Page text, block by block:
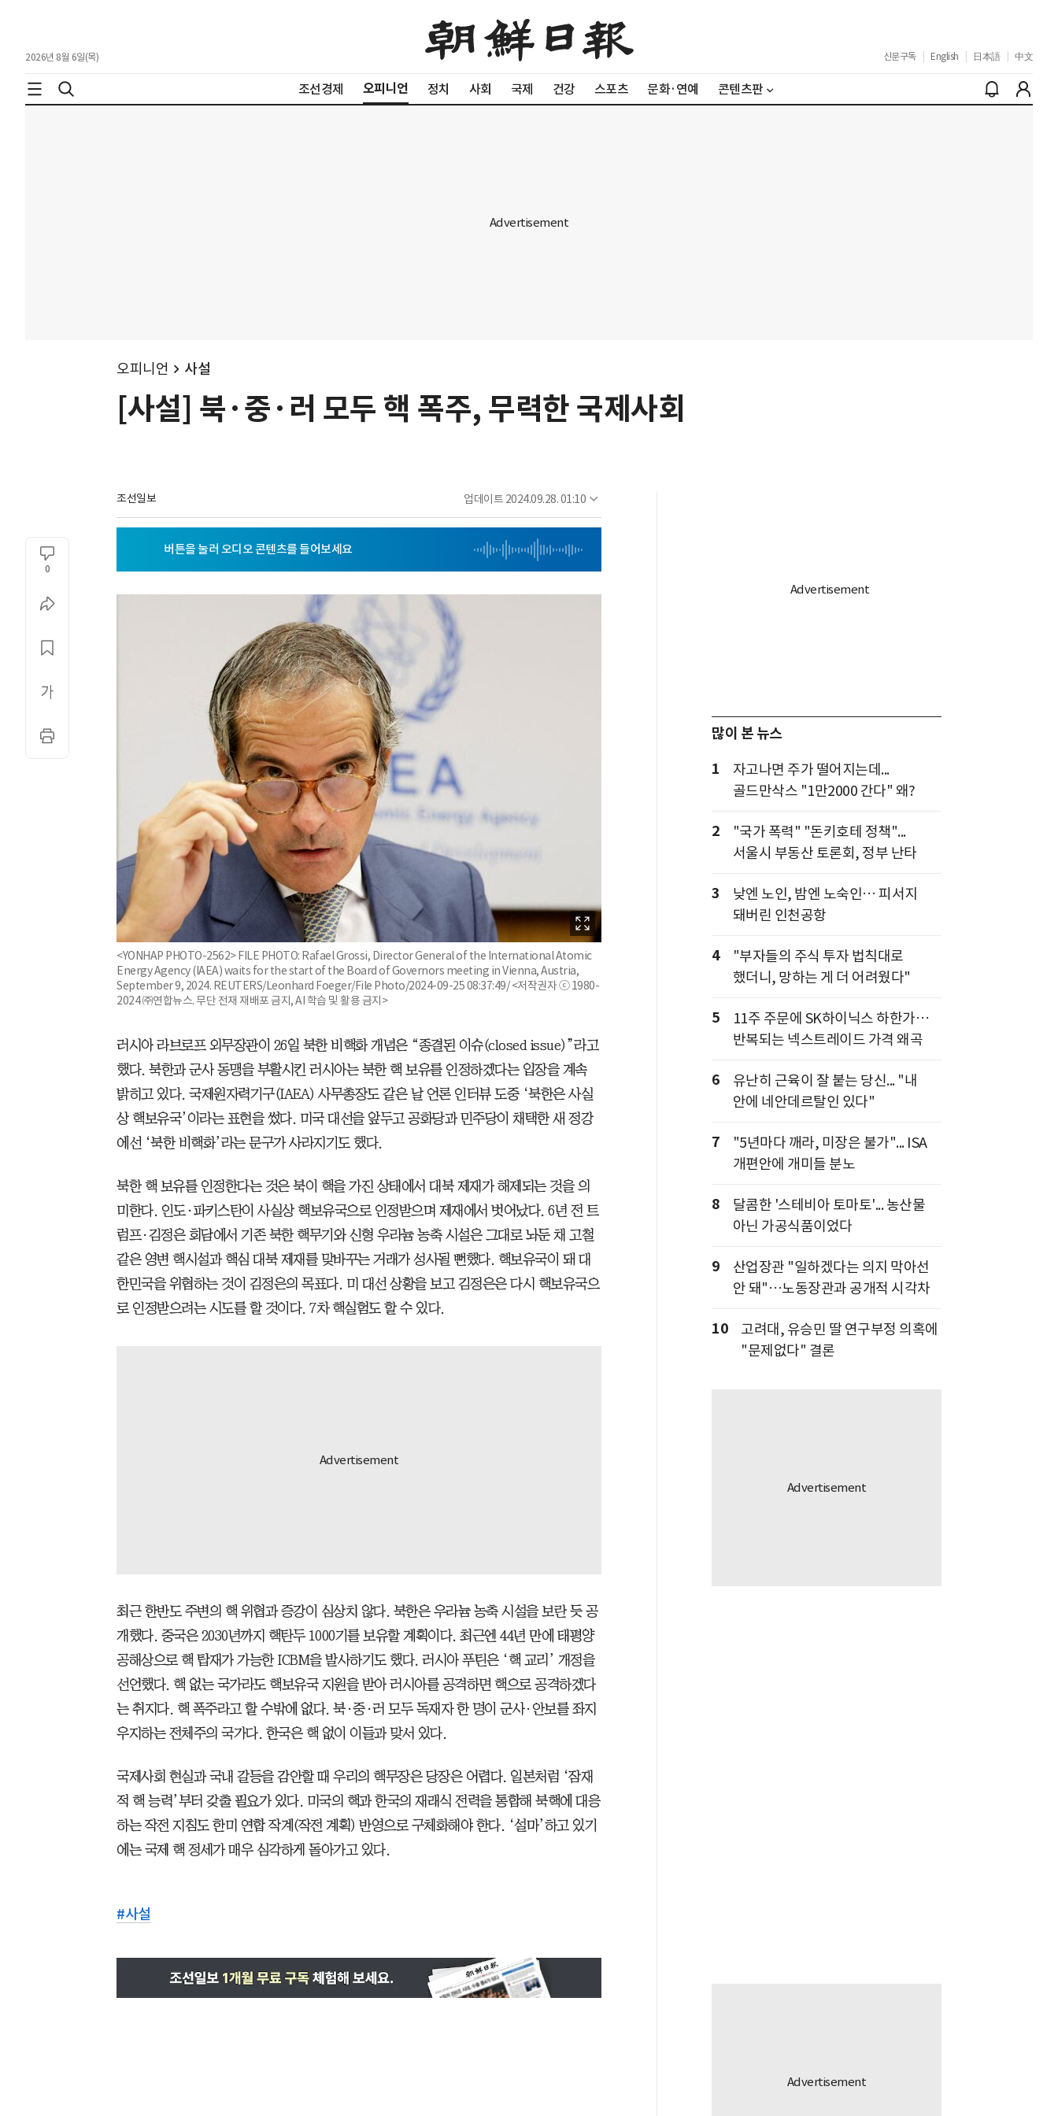
2026년 8월 6일(목) 신문구독 English 日本語 中文
조선경제 오피니언 정치 사회 국제 건강 스포츠 문화·연예 콘텐츠판
오피니언 사설
[사설] 북·중·러 모두 핵 폭주, 무력한 국제사회
조선일보 업데이트 2024.09.28. 01:10
0
<YONHAP PHOTO-2562> FILE PHOTO: Rafael Grossi, Director General of the International Atomic
Energy Agency (IAEA) waits for the start of the Board of Governors meeting in Vienna, Austria,
September 9, 2024. REUTERS/Leonhard Foeger/File Photo/2024-09-25 08:37:49/ <저작권자 ⓒ 1980-
2024 ㈜연합뉴스. 무단 전재 재배포 금지, AI 학습 및 활용 금지>
러시아 라브로프 외무장관이 26일 북한 비핵화 개념은 “종결된 이슈(closed issue)”라고
했다. 북한과 군사 동맹을 부활시킨 러시아는 북한 핵 보유를 인정하겠다는 입장을 계속
밝히고 있다. 국제원자력기구(IAEA) 사무총장도 같은 날 언론 인터뷰 도중 ‘북한은 사실
상 핵보유국’이라는 표현을 썼다. 미국 대선을 앞두고 공화당과 민주당이 채택한 새 정강
에선 ‘북한 비핵화’라는 문구가 사라지기도 했다.
북한 핵 보유를 인정한다는 것은 북이 핵을 가진 상태에서 대북 제재가 해제되는 것을 의
미한다. 인도·파키스탄이 사실상 핵보유국으로 인정받으며 제재에서 벗어났다. 6년 전 트
럼프·김정은 회담에서 기존 북한 핵무기와 신형 우라늄 농축 시설은 그대로 놔둔 채 고철
같은 영변 핵시설과 핵심 대북 제재를 맞바꾸는 거래가 성사될 뻔했다. 핵보유국이 돼 대
한민국을 위협하는 것이 김정은의 목표다. 미 대선 상황을 보고 김정은은 다시 핵보유국으
로 인정받으려는 시도를 할 것이다. 7차 핵실험도 할 수 있다.
최근 한반도 주변의 핵 위협과 증강이 심상치 않다. 북한은 우라늄 농축 시설을 보란 듯 공
개했다. 중국은 2030년까지 핵탄두 1000기를 보유할 계획이다. 최근엔 44년 만에 태평양
공해상으로 핵 탑재가 가능한 ICBM을 발사하기도 했다. 러시아 푸틴은 ‘핵 교리’ 개정을
선언했다. 핵 없는 국가라도 핵보유국 지원을 받아 러시아를 공격하면 핵으로 공격하겠다
는 취지다. 핵 폭주라고 할 수밖에 없다. 북·중·러 모두 독재자 한 명이 군사·안보를 좌지
우지하는 전체주의 국가다. 한국은 핵 없이 이들과 맞서 있다.
국제사회 현실과 국내 갈등을 감안할 때 우리의 핵무장은 당장은 어렵다. 일본처럼 ‘잠재
적 핵 능력’부터 갖출 필요가 있다. 미국의 핵과 한국의 재래식 전력을 통합해 북핵에 대응
하는 작전 지침도 한미 연합 작계(작전 계획) 반영으로 구체화해야 한다. ‘설마’하고 있기
에는 국제 핵 정세가 매우 심각하게 돌아가고 있다.
#사설
많이 본 뉴스
1
자고나면 주가 떨어지는데...
골드만삭스 "1만2000 간다" 왜?
2
"국가 폭력" "돈키호테 정책"...
서울시 부동산 토론회, 정부 난타
3
낮엔 노인, 밤엔 노숙인… 피서지
돼버린 인천공항
4
"부자들의 주식 투자 법칙대로
했더니, 망하는 게 더 어려웠다"
5
11주 주문에 SK하이닉스 하한가…
반복되는 넥스트레이드 가격 왜곡
6
유난히 근육이 잘 붙는 당신... "내
안에 네안데르탈인 있다"
7
"5년마다 깨라, 미장은 불가"... ISA
개편안에 개미들 분노
8
달콤한 '스테비아 토마토'... 농산물
아닌 가공식품이었다
9
산업장관 "일하겠다는 의지 막아선
안 돼"…노동장관과 공개적 시각차
10
고려대, 유승민 딸 연구부정 의혹에
"문제없다" 결론